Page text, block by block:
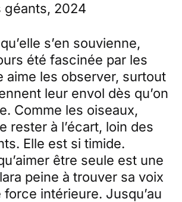
géants, 2024
s’en souvienne,
été fascinée par les
aime les observer, surtout
leur envol dès qu’on
Comme les oiseaux,
rester à l’écart, loin des
Elle est si timide.
être seule est une
peine à trouver sa voix
intérieure. Jusqu’au